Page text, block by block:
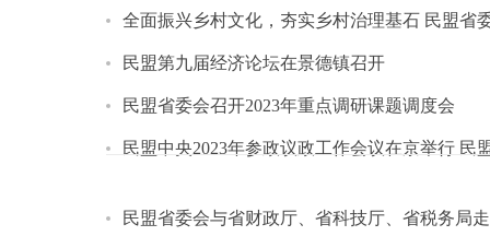
全面振兴乡村文化，夯实乡村治理基石 民盟省
民盟第九届经济论坛在景德镇召开
民盟省委会召开2023年重点调研课题调度会
民盟中央2023年参政议政工作会议在京举行 民
民盟省委会与省财政厅、省科技厅、省税务局